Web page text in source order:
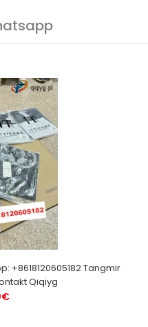
+8618120605182 Tangmir
Qiqiyg